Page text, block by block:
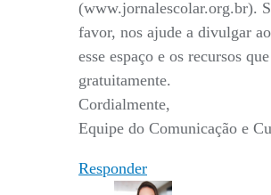
(www.jornalescolar.org.br).
favor, nos ajude a divulgar
esse espaço e os recursos
gratuitamente.
Cordialmente,
Equipe do Comunicação e
Responder